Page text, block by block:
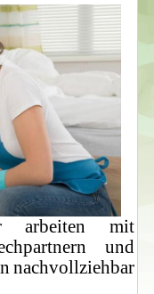
arbeiten mit
und
nachvollziehbar